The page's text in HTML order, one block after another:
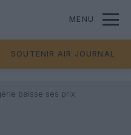
MENU
SOUTENIR AIR JOURNAL
baisse ses prix